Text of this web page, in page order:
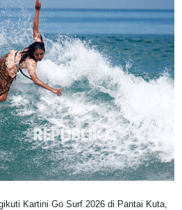
Kartini Go Surf 2026 di Pantai Kuta,